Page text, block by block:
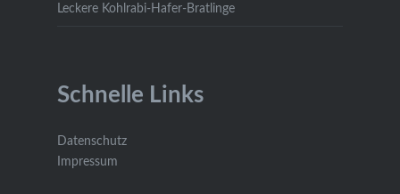
Leckere Kohlrabi-Hafer-Bratlinge
Schnelle Links
Datenschutz
Impressum